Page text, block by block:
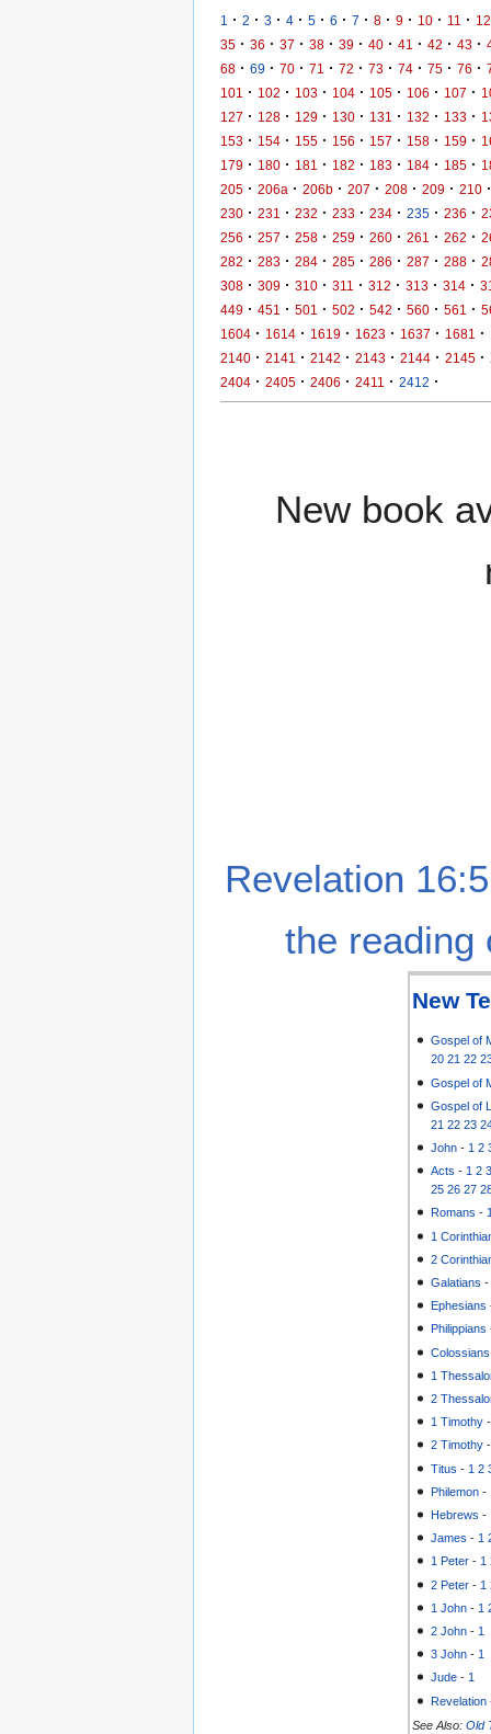
1 · 2 · 3 · 4 · 5 · 6 · 7 · 8 · 9 · 10 · 11 · 12
35 · 36 · 37 · 38 · 39 · 40 · 41 · 42 · 43 ·
68 · 69 · 70 · 71 · 72 · 73 · 74 · 75 · 76 ·
101
· 102 · 103 · 104 · 105 · 106 · 107 ·
127 · 128 · 129 · 130 · 131 · 132 · 133 ·
153 · 154 · 155 · 156 · 157 · 158 · 159 ·
179 · 180 · 181 · 182 · 183 · 184 · 185 ·
205 · 206a · 206b · 207 · 208 · 209 · 210 ·
230 · 231 · 232 · 233 · 234 · 235 · 236 ·
256 · 257 · 258 · 259 · 260 · 261 · 262 ·
282 · 283 · 284 · 285 · 286 · 287 · 288 ·
308 · 309 · 310 · 311 · 312 · 313 · 314 ·
449 · 451 · 501 · 502 · 542 · 560 · 561 ·
1604 · 1614 · 1619 · 1623 · 1637 · 1681 ·
2140 · 2141 · 2142 · 2143 · 2144 · 2145 ·
2404 · 2405 · 2406 · 2411 · 2412 ·
New book
Revelation
the reading
New
Gospel of
20 21 22
Gospel of
Gospel of
21 22 23
John - 1 2
Acts - 1 2
25 26 27
Romans -
1
2
Galatians
Ephesians
Philippians
Colossians
1
2
1 Timothy
2 Timothy
Titus - 1 2
Philemon -
Hebrews -
James - 1
1 Peter -1
2 Peter - 1
1 John - 1
2 John - 1
3 John - 1
Jude -1
Revelation
See Also: Old